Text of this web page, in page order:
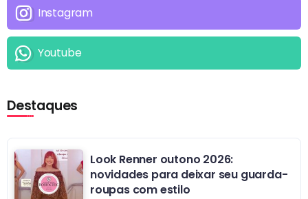
Instagram
Youtube
Destaques
Look Renner outono 2026:
novidades para deixar seu guarda-
roupas com estilo